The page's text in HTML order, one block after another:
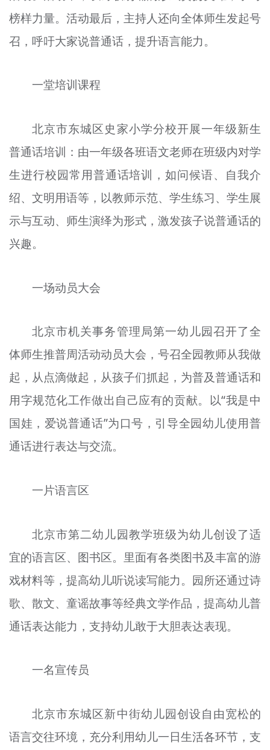
榜样力量。活动最后，主持人还向全体师生发起号
召，呼吁大家说普通话，提升语言能力。
一堂培训课程
北京市东城区史家小学分校开展一年级新生
普通话培训：由一年级各班语文老师在班级内对学
生进行校园常用普通话培训，如问候语、自我介
绍、文明用语等，以教师示范、学生练习、学生展
示与互动、师生演绎为形式，激发孩子说普通话的
兴趣。
一场动员大会
北京市机关事务管理局第一幼儿园召开了全
体师生推普周活动动员大会，号召全园教师从我做
起，从点滴做起，从孩子们抓起，为普及普通话和
用字规范化工作做出自己应有的贡献。以“我是中
国娃，爱说普通话”为口号，引导全园幼儿使用普
通话进行表达与交流。
一片语言区
北京市第二幼儿园教学班级为幼儿创设了适
宜的语言区、图书区。里面有各类图书及丰富的游
戏材料等，提高幼儿听说读写能力。园所还通过诗
歌、散文、童谣故事等经典文学作品，提高幼儿普
通话表达能力，支持幼儿敢于大胆表达表现。
一名宣传员
北京市东城区新中街幼儿园创设自由宽松的
语言交往环境，充分利用幼儿一日生活各环节，支